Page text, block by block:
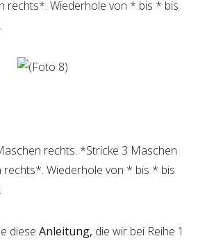
rechts*. Wiederhole von * bis * bis
rechts. *Stricke 3 Maschen
rechts*. Wiederhole von * bis * bis
diese Anleitung, die wir bei Reihe 1